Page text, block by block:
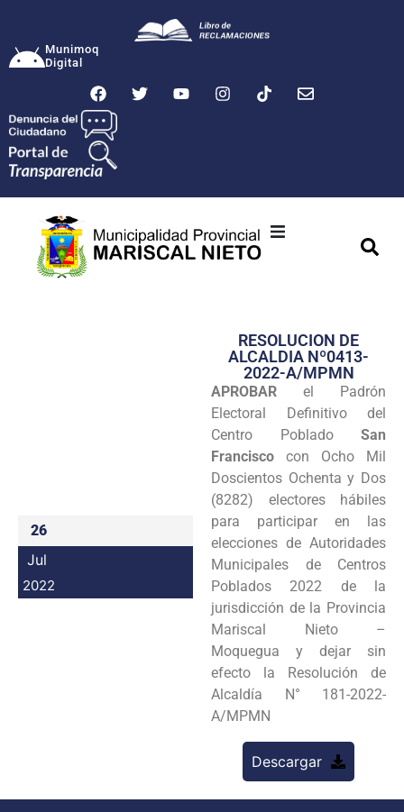
Munimoq
Digital
Transparencia
Seguridad
Programas
Intranet
26
Jul
2022
RESOLUCION DE
ALCALDIA Nº0413-
2022-A/MPMN
APROBAR el Padrón
Electoral Definitivo del
Centro Poblado San
Francisco con Ocho Mil
Doscientos Ochenta y Dos
(8282) electores hábiles
para participar en las
elecciones de Autoridades
Municipales de Centros
Poblados 2022 de la
jurisdicción de la Provincia
Mariscal Nieto –
Moquegua y dejar sin
efecto la Resolución de
Alcaldía N° 181-2022-
A/MPMN
Descargar